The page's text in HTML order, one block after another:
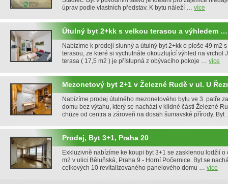
úprav podle vlastních představ. K bytu náleží … více
Útulný byt 2+kk s velkou terasou a výhledem …
Nabízíme k prodeji slunný a útulný byt 2+kk o ploše 49 m2
terasou, ze které si vychutnáte okouzlující výhled na vrchol
terasa ( 17,5 m2 ) je přístupná z obývacího pokoje … více
Mezonetový byt 2+1 v Železné Rudě v ul. U
Nabízíme prodej útulného mezonetového bytu ve 3. patře
domu bez výtahu, který se nachází v klidné části Železné
chůze od centra a zároveň na dosah šumavské přírody.
Prodej, Byt 3+1, Praha 20
Exkluzivně nabízíme ke koupi byt 3+1 se zasklenou lodžií o
m2 v ulici Běluňská, Praha 9 - Horní Počernice. Byt se
celkových 10 revitalizovaného panelového domu … více